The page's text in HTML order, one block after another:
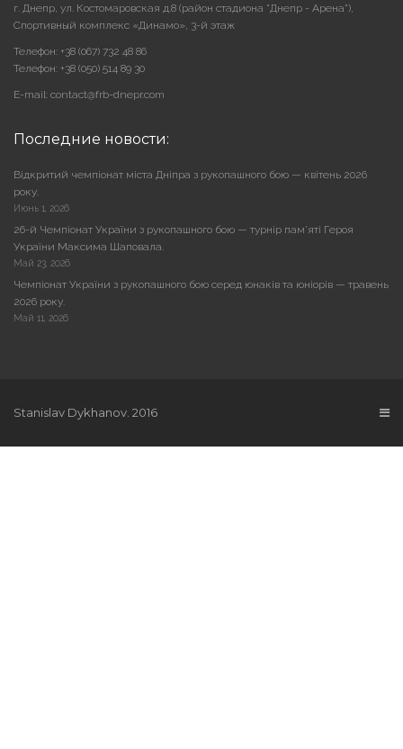
г. Днепр, ул. Костомаровская д.8 (район стадиона "Днепр - Арена"),
Cпортивный комплекс «Динамо», 3-й этаж
Телефон: +38 (067) 732 48 86
Телефон: +38 (050) 514 89 30
E-mail: contact@frb-dnepr.com
Последние новости:
Відкритий чемпіонат міста Дніпра з рукопашного бою — квітень 2026
року.
Июнь 1, 2026
26-й Чемпіонат України з рукопашного бою — турнір пам’яті Героя
України Максима Шаповала.
Май 23, 2026
Чемпіонат України з рукопашного бою серед юнаків та юніорів — травень
2026 року.
Май 11, 2026
Stanislav Dykhanov. 2016